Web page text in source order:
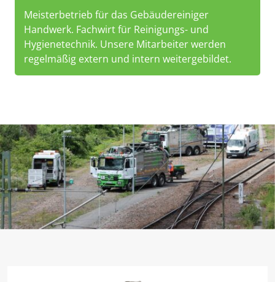
Meisterbetrieb für das Gebäudereiniger
Handwerk. Fachwirt für Reinigungs- und
Hygienetechnik. Unsere Mitarbeiter werden
regelmäßig extern und intern weitergebildet.